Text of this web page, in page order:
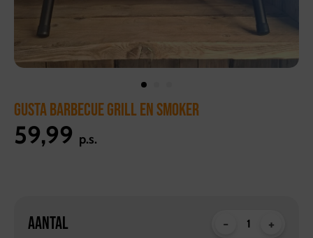
GUSTA BARBECUE GRILL EN SMOKER
59,99 p.s.
AANTAL - +